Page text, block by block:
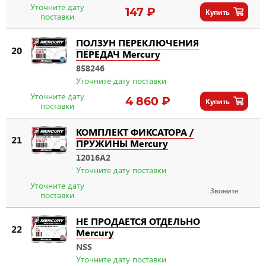
Уточните дату
поставки
147 ₽ Купить
20
ПОЛЗУН ПЕРЕКЛЮЧЕНИЯ
ПЕРЕДАЧ Mercury
858246
Уточните дату поставки
Уточните дату
поставки
4 860 ₽ Купить
21
КОМПЛЕКТ ФИКСАТОРА /
ПРУЖИНЫ Mercury
12016A2
Уточните дату поставки
Уточните дату
поставки
Звоните
22
НЕ ПРОДАЕТСЯ ОТДЕЛЬНО
Mercury
NSS
Уточните дату поставки